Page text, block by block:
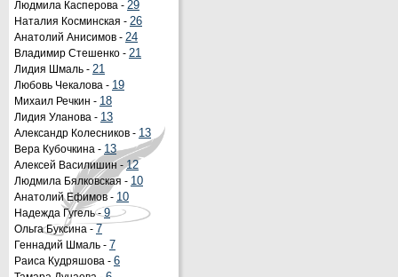
Людмила Касперова - 29
Наталия Косминская - 26
Анатолий Анисимов - 24
Владимир Стешенко - 21
Лидия Шмаль - 21
Любовь Чекалова - 19
Михаил Речкин - 18
Лидия Уланова - 13
Александр Колесников - 13
Вера Кубочкина - 13
Алексей Василишин -12
Людмила Бялковская - 10
Анатолий Ефимов - 10
Надежда Гугель -9
Ольга Буксина - 7
Геннадий Шмаль - 7
Раиса Кудряшова - 6